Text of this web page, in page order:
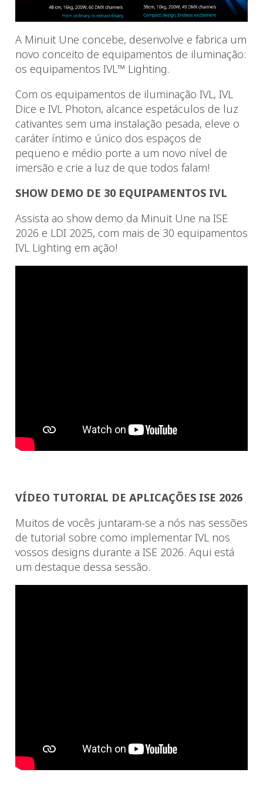
A Minuit Une concebe, desenvolve e fabrica um
novo conceito de equipamentos de iluminação:
os equipamentos IVL™ Lighting.
Com os equipamentos de iluminação IVL, IVL
Dice e IVL Photon, alcance espetáculos de luz
cativantes sem uma instalação pesada, eleve o
caráter íntimo e único dos espaços de
pequeno e médio porte a um novo nível de
imersão e crie a luz de que todos falam!
SHOW DEMO DE 30 EQUIPAMENTOS IVL
Assista ao show demo da Minuit Une na ISE
2026 e LDI 2025, com mais de 30 equipamentos
IVL Lighting em ação!
VÍDEO TUTORIAL DE APLICAÇÕES ISE 2026
Muitos de vocês juntaram-se a nós nas sessões
de tutorial sobre como implementar IVL nos
vossos designs durante a ISE 2026. Aqui está
um destaque dessa sessão.